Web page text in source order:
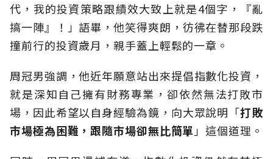
代，我的投資策略跟績效大致上就是4個字，『亂
搞一陣』！」語畢，他笑得爽朗，彷彿在替那段跌
撞前行的投資歲月，親手蓋上輕鬆的一章。
周冠男強調，他近年願意站出來提倡指數化投資，
就是深知自己擁有財務專業，卻依然無法打敗市
場，因此希望以自身經驗為鏡，向大眾說明「打敗
市場極為困難，跟隨市場卻無比簡單 」這個道理。